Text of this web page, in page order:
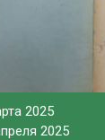
2025
2025